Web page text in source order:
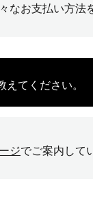
なお支払い方法
てください。
ジでご案内して